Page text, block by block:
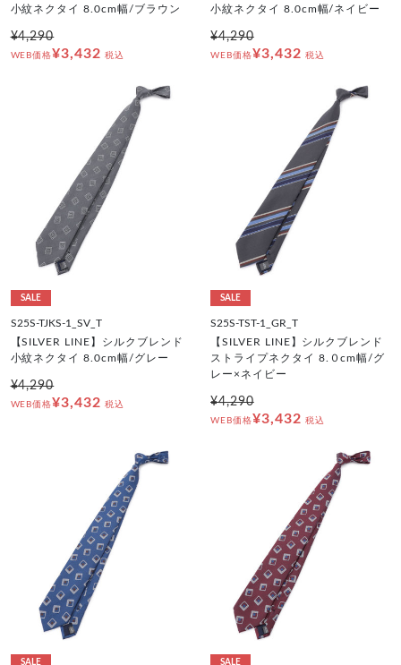
小紋ネクタイ 8.0cm幅/ブラウン
¥4,290
WEB価格¥3,432 税込
小紋ネクタイ 8.0cm幅/ネイビー
¥4,290
WEB価格¥3,432 税込
SALE
S25S-TJKS-1_SV_T
【SILVER LINE】シルクブレンド
小紋ネクタイ 8.0cm幅/グレー
¥4,290
WEB価格¥3,432 税込
SALE
S25S-TST-1_GR_T
【SILVER LINE】シルクブレンド
ストライプネクタイ 8.０cm幅/グ
レー×ネイビー
¥4,290
WEB価格¥3,432 税込
SALE SALE